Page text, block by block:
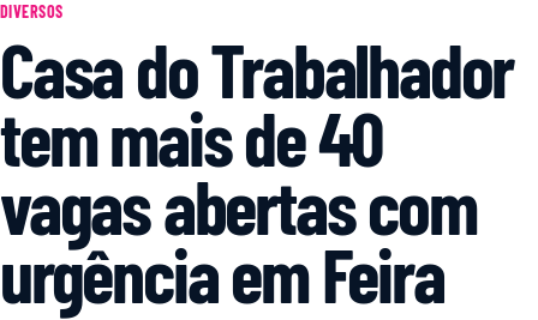
DIVERSOS
Casa do Trabalhador
tem mais de 40
vagas abertas com
urgência em Feira